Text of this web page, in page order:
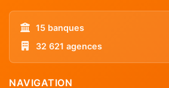
15 banques
32 621 agences
NAVIGATION